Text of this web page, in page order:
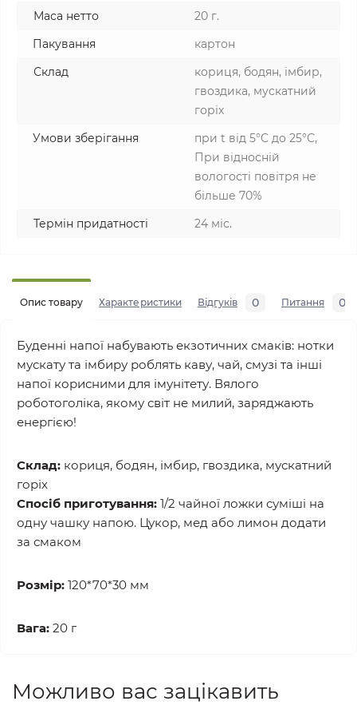
Маса нетто
20 г.
Пакування
картон
Склад
кориця, бодян, імбир,
гвоздика, мускатний
горіх
Умови зберігання
при t від 5°C до 25°С,
При відносній
вологості повітря не
більше 70%
Термін придатності
24 міс.
Опис товару Характеристики Відгуків 0 Питання 0
Буденні напої набувають екзотичних смаків: нотки
мускату та імбиру роблять каву, чай, смузі та інші
напої корисними для імунітету. Вялого
роботоголіка, якому світ не милий, заряджають
енергією!
Склад: кориця, бодян, імбир, гвоздика, мускатний
горіх
Спосіб приготування: 1/2 чайної ложки суміші на
одну чашку напою. Цукор, мед або лимон додати
за смаком
Розмір: 120*70*30 мм
Вага: 20 г
Можливо вас зацікавить